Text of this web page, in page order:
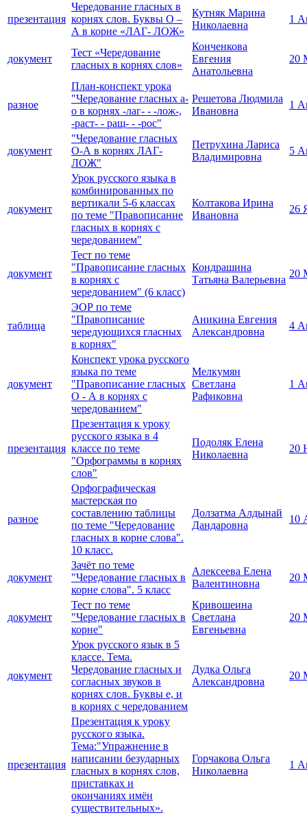
презентация
Чередование гласных в
корнях слов. Буквы О –
А в корне «ЛАГ- ЛОЖ»
Кутняк Марина
Николаевна
1
документ
Тест «Чередование
гласных в корнях слов»
Конченкова
Евгения
Анатольевна
20
разное
План-конспект урока
"Чередование гласных а-
о в корнях -лаг- - -лож-,
-раст- - ращ- - -рос"
Решетова Людмила
Ивановна
1
документ
"Чередование гласных
О-А в корнях ЛАГ-
ЛОЖ"
Петрухина Лариса
Владимировна
5
документ
Урок русского языка в
комбинированных по
вертикали 5-6 классах
по теме "Правописание
гласных в корнях с
чередованием"
Колтакова Ирина
Ивановна
26
документ
Тест по теме
"Правописание гласных
в корнях с
чередованием" (6 класс)
Кондрашина
Татьяна Валерьевна
20
таблица
ЭОР по теме
"Правописание
чередующихся гласных
в корнях"
Аникина Евгения
Александровна
4
документ
Конспект урока русского
языка по теме
"Правописание гласных
О - А в корнях с
чередованием"
Мелкумян
Светлана
Рафиковна
1
презентация
Презентация к уроку
русского языка в 4
классе по теме
"Орфограммы в корнях
слов"
Подоляк Елена
Николаевна
20
разное
Орфографическая
мастерская по
составлению таблицы
по теме "Чередование
гласных в корне слова".
10 класс.
Долзатма Алдынай
Дандаровна
10
документ
Зачёт по теме
"Чередование гласных в
корне слова". 5 класс
Алексеева Елена
Валентиновна
20
документ
Тест по теме
"Чередование гласных в
корне"
Кривошеина
Светлана
Евгеньевна
20
документ
Урок русского язык в 5
классе. Тема.
Чередование гласных и
согласных звуков в
корнях слов. Буквы е, и
в корнях с чередованием
Дудка Ольга
Александровна
20
презентация
Презентация к уроку
русского языка.
Тема:"Упражнение в
написании безударных
гласных в корнях слов,
приставках и
окончаниях имён
существительных».
Горчакова Ольга
Николаевна
1